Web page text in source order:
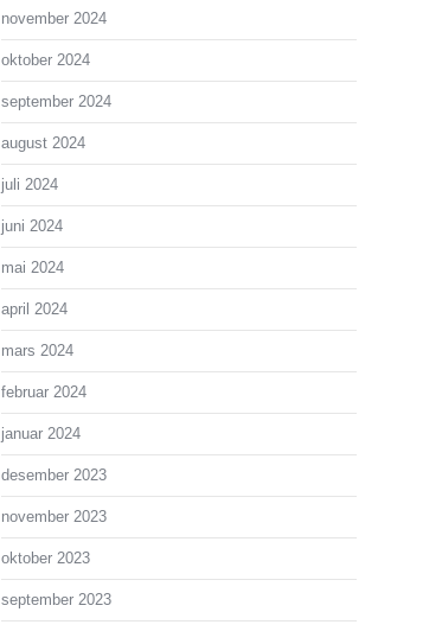
november 2024
oktober 2024
september 2024
august 2024
juli 2024
juni 2024
mai 2024
april 2024
mars 2024
februar 2024
januar 2024
desember 2023
november 2023
oktober 2023
september 2023